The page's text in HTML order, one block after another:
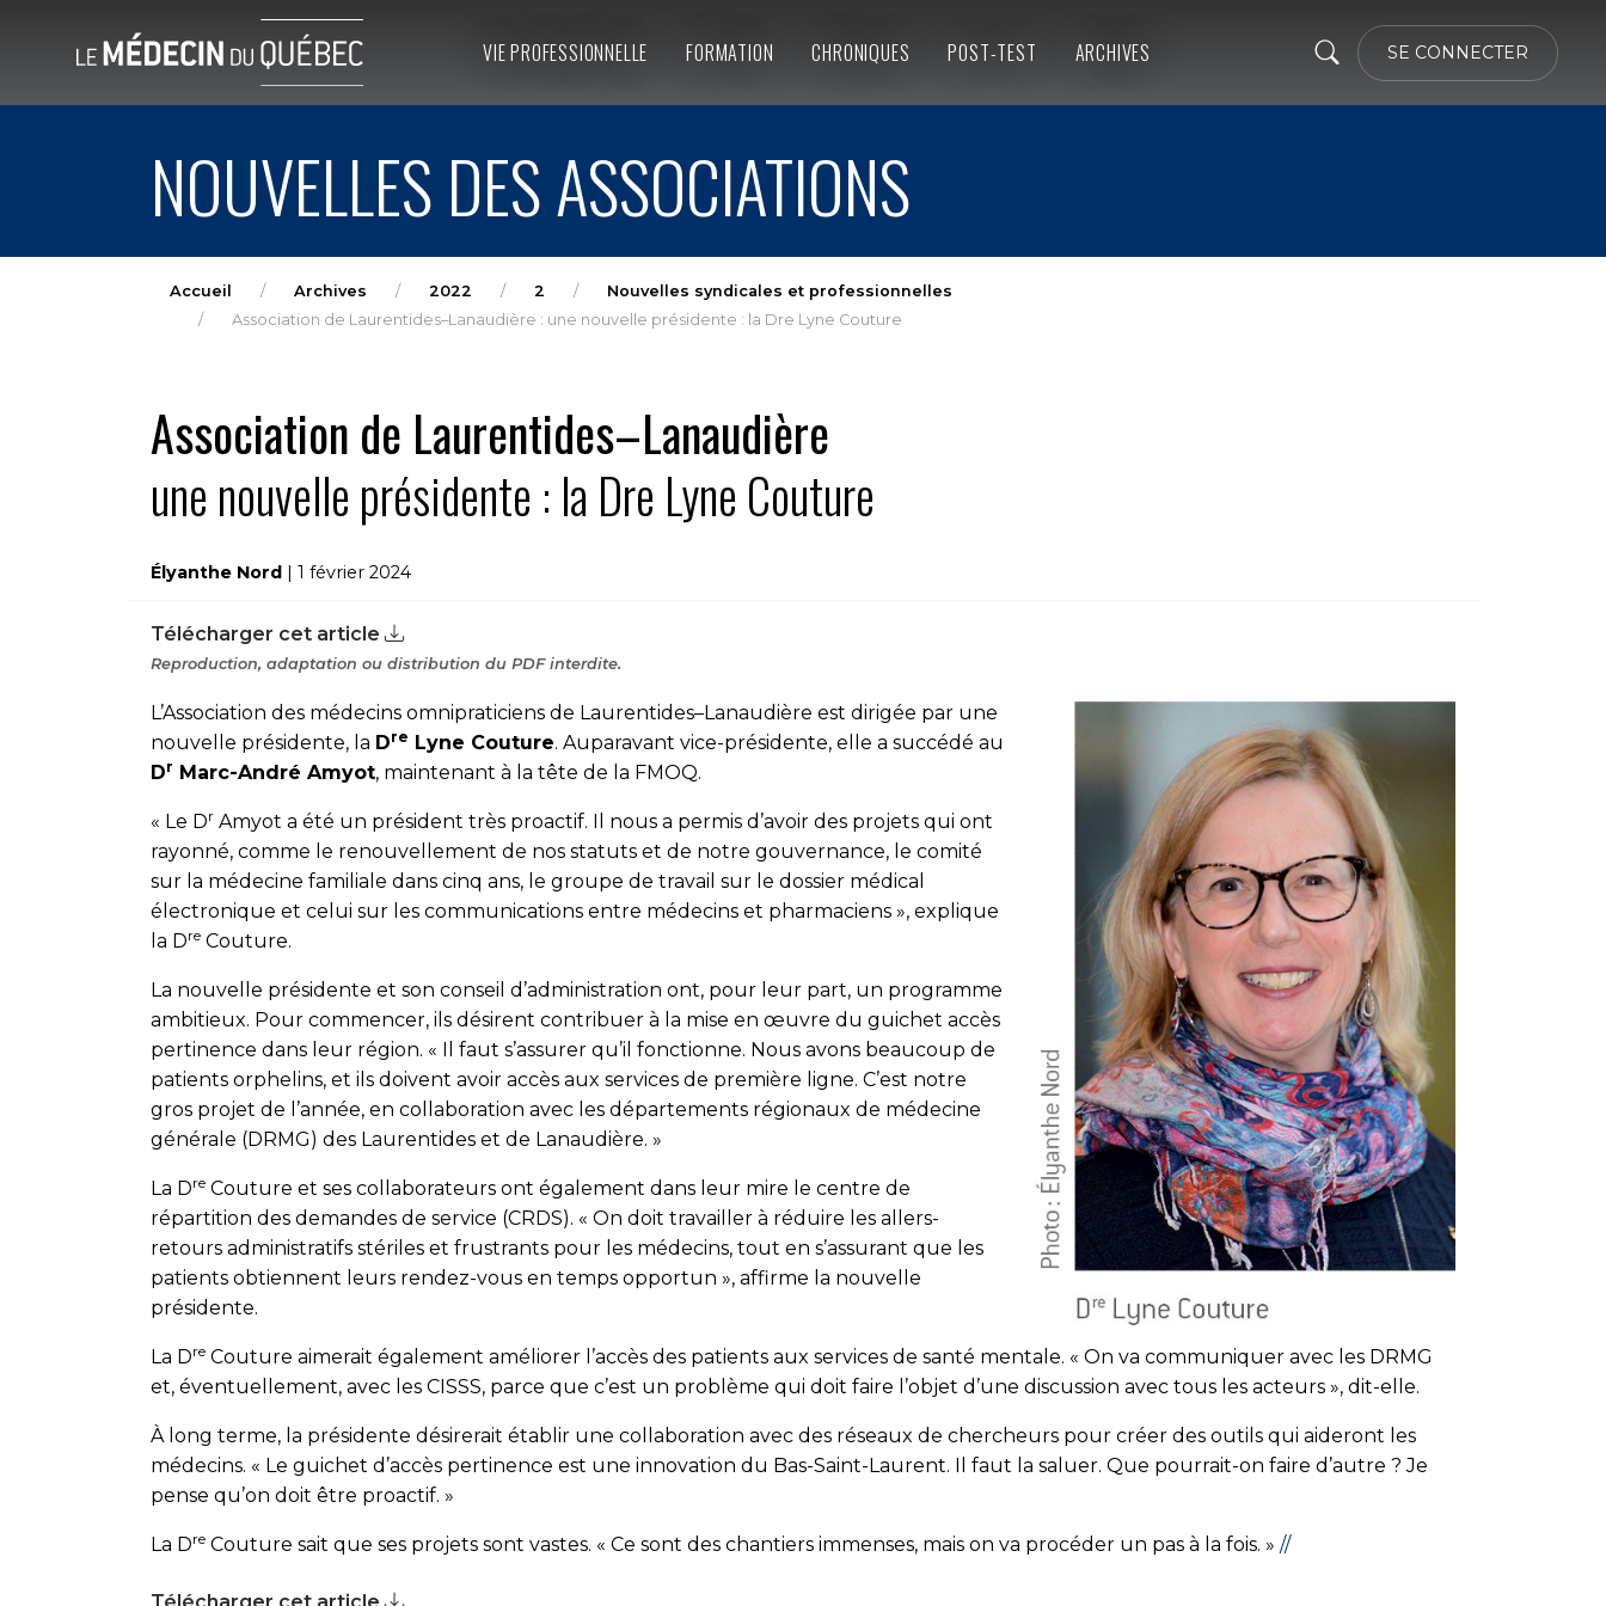
SE CONNECTER
VIE PROFESSIONNELLE FORMATION CHRONIQUES POST-TEST ARCHIVES
NOUVELLES DES ASSOCIATIONS
Accueil Archives 2022 2
Nouvelles syndicales et professionnelles
Association de Laurentides–Lanaudière : une nouvelle présidente : la Dre Lyne Couture
Association de Laurentides–Lanaudière
une nouvelle présidente : la Dre Lyne Couture
Élyanthe Nord | 1 février 2024
Télécharger cet article
Reproduction, adaptation ou distribution du PDF interdite.
L’Association des médecins omnipraticiens de Laurentides–Lanaudière est dirigée par une
nouvelle présidente, la Dre Lyne Couture. Auparavant vice-présidente, elle a succédé au
Dr Marc-André Amyot, maintenant à la tête de la FMOQ.
« Le Dr Amyot a été un président très proactif. Il nous a permis d’avoir des projets qui ont
rayonné, comme le renouvellement de nos statuts et de notre gouvernance, le comité
sur la médecine familiale dans cinq ans, le groupe de travail sur le dossier médical
électronique et celui sur les communications entre médecins et pharmaciens », explique
la Dre Couture.
La nouvelle présidente et son conseil d’administration ont, pour leur part, un programme
ambitieux. Pour commencer, ils désirent contribuer à la mise en œuvre du guichet accès
pertinence dans leur région. « Il faut s’assurer qu’il fonctionne. Nous avons beaucoup de
patients orphelins, et ils doivent avoir accès aux services de première ligne. C’est notre
gros projet de l’année, en collaboration avec les départements régionaux de médecine
générale (DRMG) des Laurentides et de Lanaudière. »
La Dre Couture et ses collaborateurs ont également dans leur mire le centre de
répartition des demandes de service (CRDS). « On doit travailler à réduire les allers-
retours administratifs sté­riles et frustrants pour les médecins, tout en s’assurant que les
patients obtiennent leurs rendez-vous en temps opportun », affirme la nouvelle
présidente.
La Dre Couture aimerait également améliorer l’accès des patients aux services de santé mentale. « On va communiquer avec les DRMG
et, éventuellement, avec les CISSS, parce que c’est un problème qui doit faire l’objet d’une discussion avec tous les acteurs », dit-elle.
À long terme, la présidente désirerait établir une collaboration avec des réseaux de chercheurs pour créer des outils qui aideront les
médecins. « Le guichet d’accès pertinence est une innovation du Bas-Saint-Laurent. Il faut la saluer. Que pourrait-on faire d’autre ? Je
pense qu’on doit être proactif. »
La Dre Couture sait que ses projets sont vastes. « Ce sont des chantiers immenses, mais on va procéder un pas à la fois. » //